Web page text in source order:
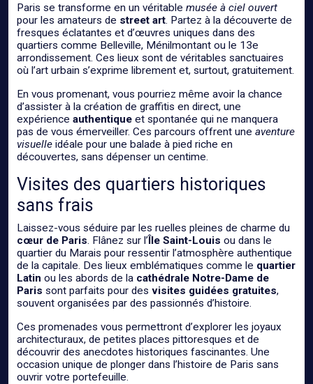
Paris se transforme en un véritable musée à ciel ouvert
pour les amateurs de street art. Partez à la découverte de
fresques éclatantes et d’œuvres uniques dans des
quartiers comme Belleville, Ménilmontant ou le 13e
arrondissement. Ces lieux sont de véritables sanctuaires
où l’art urbain s’exprime librement et, surtout, gratuitement.
En vous promenant, vous pourriez même avoir la chance
d’assister à la création de graffitis en direct, une
expérience authentique et spontanée qui ne manquera
pas de vous émerveiller. Ces parcours offrent une aventure
visuelle idéale pour une balade à pied riche en
découvertes, sans dépenser un centime.
Visites des quartiers historiques
sans frais
Laissez-vous séduire par les ruelles pleines de charme du
cœur de Paris. Flânez sur l’Île Saint-Louis ou dans le
quartier du Marais pour ressentir l’atmosphère authentique
de la capitale. Des lieux emblématiques comme le quartier
Latin ou les abords de la cathédrale Notre-Dame de
Paris sont parfaits pour des visites guidées gratuites,
souvent organisées par des passionnés d’histoire.
Ces promenades vous permettront d’explorer les joyaux
architecturaux, de petites places pittoresques et de
découvrir des anecdotes historiques fascinantes. Une
occasion unique de plonger dans l’histoire de Paris sans
ouvrir votre portefeuille.